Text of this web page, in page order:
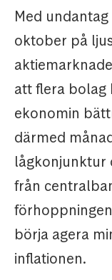
Med
oktober på
att flera bolag
ekonomin
därmed
lågkonjunktur
från
börja agera
inflationen.